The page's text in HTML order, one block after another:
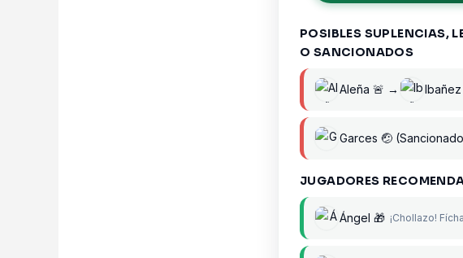
POSIBLES SUPLENCIAS,
O SANCIONADOS
Aleña 🚨 → Ibañez
Garces 🤕
JUGADORES
Ángel 🎁 ¡Chollazo!